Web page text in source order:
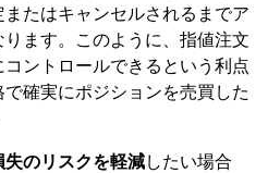
たはキャンセルされるまでア
ます。このように、指値注文
ントロールできるという利点
確実にポジションを売買した
失のリスクを軽減したい場合